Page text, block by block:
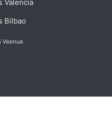
Valencia
Bilbao